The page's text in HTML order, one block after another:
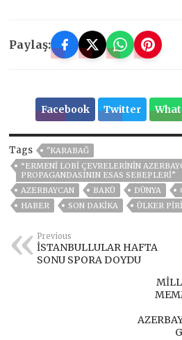
Paylaş:
Facebook Twitter
Tags
"KARABAĞ
“ERMENİ LOBİ ÇEVRELERİNİN
PROPAGANDASININ ESAS SEBEPLERİ”
AZERBAYCAN
BAKÜ DÜNYA
HABER
SON DAKIKA ÜLKER
Previous
İSTANBULLULAR HAFTA
SONU SPORA DOYDU